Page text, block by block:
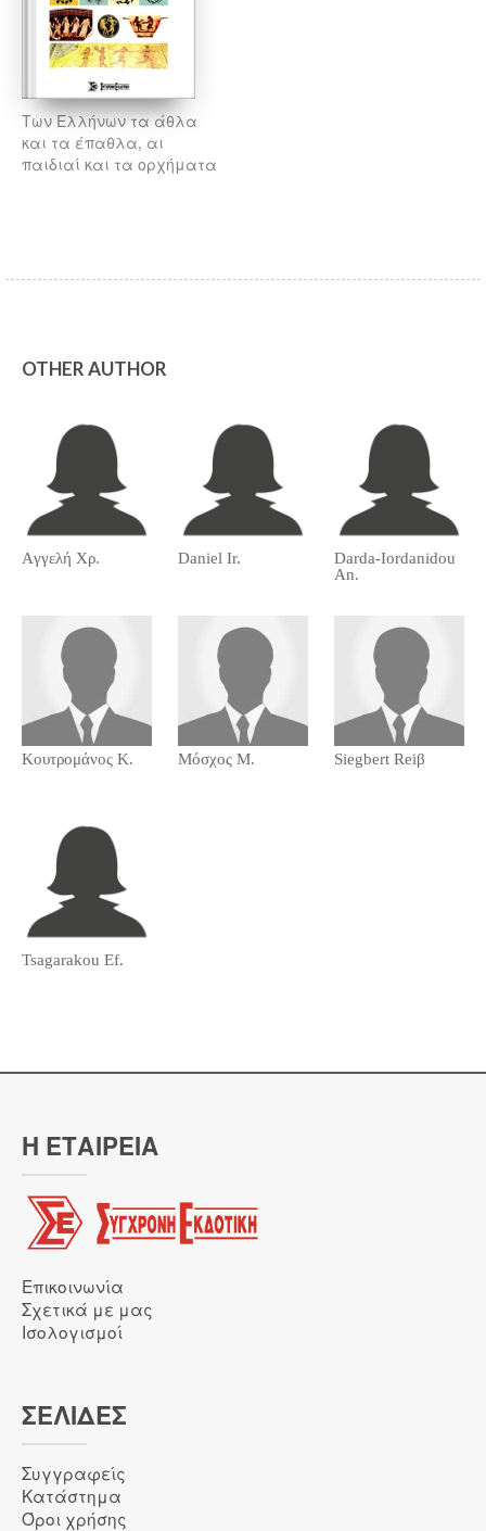
Των Ελλήνων τα άθλα
και τα έπαθλα, αι
παιδιαί και τα ορχήματα
OTHER AUTHOR
Aγγελή Χρ. Daniel Ir.
Darda-Iordanidou
An.
Kουτρομάνος Κ. Mόσχος Μ. Siegbert Reiβ
Tsagarakou Ef.
Η ΕΤΑΙΡΕΙΑ
Επικοινωνία
Σχετικά με μας
Ισολογισμοί
ΣΕΛΙΔΕΣ
Συγγραφείς
Κατάστημα
Όροι χρήσης